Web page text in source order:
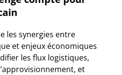
les synergies entre
et enjeux économiques
les flux logistiques,
et